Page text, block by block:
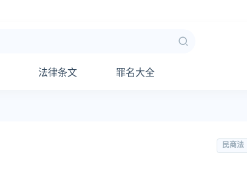
法律条文 罪名大全
民商法